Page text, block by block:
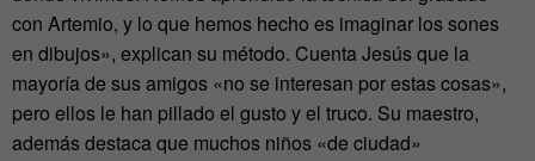
con Artemio, y lo que hemos hecho es imaginar los sones
en dibujos», explican su método. Cuenta Jesús que la
mayoría de sus amigos «no se interesan por estas cosas»,
pero ellos le han pillado el gusto y el truco. Su maestro,
además destaca que muchos niños «de ciudad»